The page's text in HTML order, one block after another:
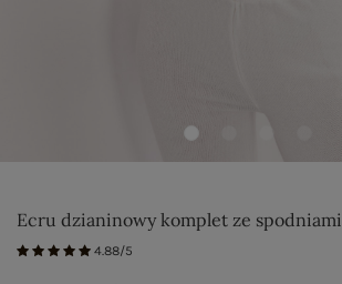
Ecru dzianinowy komplet ze spodniami
4.88/5